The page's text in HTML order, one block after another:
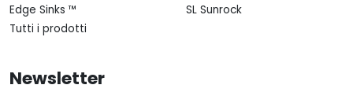
Edge Sinks ™
SL Sunrock
Tutti i prodotti
Newsletter